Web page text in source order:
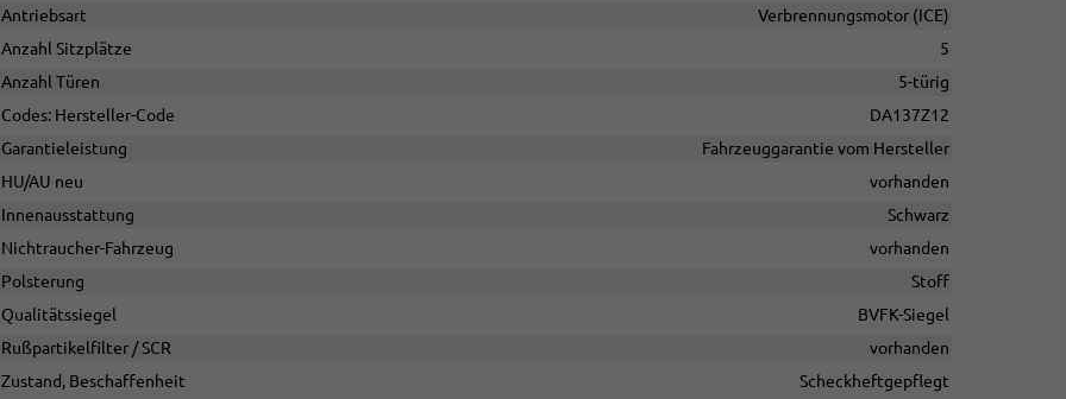
Antriebsart
Verbrennungsmotor (ICE)
Anzahl Sitzplätze
5
Anzahl Türen
5-türig
Codes: Hersteller-Code
DA137Z12
Garantieleistung
Fahrzeuggarantie vom Hersteller
HU/AU neu
vorhanden
Innenausstattung
Schwarz
Nichtraucher-Fahrzeug
vorhanden
Polsterung
Stoff
Qualitätssiegel
BVFK-Siegel
Rußpartikelfilter / SCR
vorhanden
Zustand, Beschaffenheit
Scheckheftgepflegt